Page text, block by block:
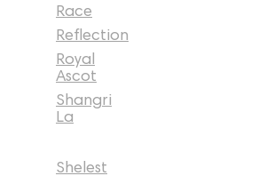
Race
Reflection
Royal
Ascot
Shangri
La
Shelest